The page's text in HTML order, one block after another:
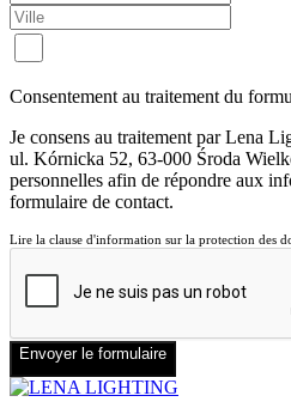
Consentement au traitement du
Je consens au traitement par Lena
ul. Kórnicka 52, 63-000 Środa
personnelles afin de répondre aux
formulaire de contact.
Lire la clause d'information sur la protection des
Envoyer le formulaire